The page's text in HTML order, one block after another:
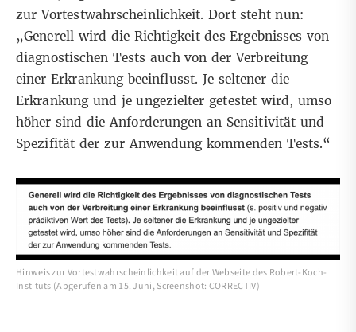
zur Vortestwahrscheinlichkeit. Dort steht nun:
„Generell wird die Richtigkeit des Ergebnisses von
diagnostischen Tests auch von der Verbreitung
einer Erkrankung beeinflusst. Je seltener die
Erkrankung und je ungezielter getestet wird, umso
höher sind die Anforderungen an Sensitivität und
Spezifität der zur Anwendung kommenden Tests.“
Hinweis zur Vortestwahrscheinlichkeit auf der Webseite des Robert-Koch-
Instituts (Abgerufen am 15. Juni, Screenshot: CORRECTIV)